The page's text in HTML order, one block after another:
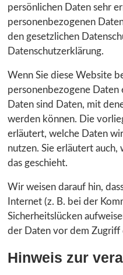
persönlichen Daten sehr
personenbezogenen
den gesetzlichen
Datenschutzerklärung.
Wenn Sie diese Website
personenbezogene Daten
Daten sind Daten, mit
werden können. Die
erläutert, welche Daten
nutzen. Sie erläutert
das geschieht.
Wir weisen darauf hin,
Internet (z. B. bei der
Sicherheitslücken
der Daten vor dem
Hinweis zur